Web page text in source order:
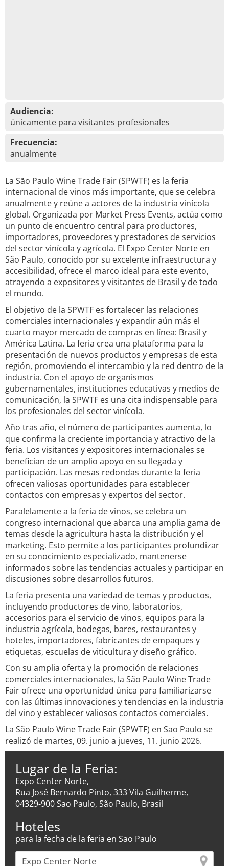
Audiencia:
únicamente para visitantes profesionales
Frecuencia:
anualmente
La São Paulo Wine Trade Fair (SPWTF) es la feria
internacional de vinos más importante, que se celebra
anualmente y reúne a actores de la industria vinícola
global. Organizada por Market Press Events, actúa como
un punto de encuentro central para productores,
importadores, proveedores y prestadores de servicios
del sector vinícola y agrícola. El Expo Center Norte en
São Paulo, conocido por su excelente infraestructura y
accesibilidad, ofrece el marco ideal para este evento,
atrayendo a expositores y visitantes de Brasil y de todo
el mundo.
El objetivo de la SPWTF es fortalecer las relaciones
comerciales internacionales y expandir aún más el
cuarto mayor mercado de compras en línea: Brasil y
América Latina. La feria crea una plataforma para la
presentación de nuevos productos y empresas de esta
región, promoviendo el intercambio y la red dentro de la
industria. Con el apoyo de organismos
gubernamentales, instituciones educativas y medios de
comunicación, la SPWTF es una cita indispensable para
los profesionales del sector vinícola.
Año tras año, el número de participantes aumenta, lo
que confirma la creciente importancia y atractivo de la
feria. Los visitantes y expositores internacionales se
benefician de un amplio apoyo en su llegada y
participación. Las mesas redondas durante la feria
ofrecen valiosas oportunidades para establecer
contactos con empresas y expertos del sector.
Paralelamente a la feria de vinos, se celebra un
congreso internacional que abarca una amplia gama de
temas desde la agricultura hasta la distribución y el
marketing. Esto permite a los participantes profundizar
en su conocimiento especializado, mantenerse
informados sobre las tendencias actuales y participar en
discusiones sobre desarrollos futuros.
La feria presenta una variedad de temas y productos,
incluyendo productores de vino, laboratorios,
accesorios para el servicio de vinos, equipos para la
industria agrícola, bodegas, bares, restaurantes y
hoteles, importadores, fabricantes de empaques y
etiquetas, escuelas de viticultura y diseño gráfico.
Con su amplia oferta y la promoción de relaciones
comerciales internacionales, la São Paulo Wine Trade
Fair ofrece una oportunidad única para familiarizarse
con las últimas innovaciones y tendencias en la industria
del vino y establecer valiosos contactos comerciales.
La São Paulo Wine Trade Fair (SPWTF) en Sao Paulo se
realizó de martes, 09. junio a jueves, 11. junio 2026.
Lugar de la Feria:
Expo Center Norte,
Rua José Bernardo Pinto, 333 Vila Guilherme,
04329-900 Sao Paulo, São Paulo, Brasil
Hoteles
para la fecha de la feria en Sao Paulo